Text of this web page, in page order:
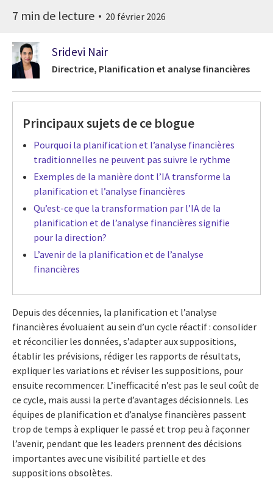
7 min de lecture 20 février 2026
Sridevi Nair
Directrice, Planification et analyse financières
Principaux sujets de ce blogue
Pourquoi la planification et l’analyse financières
traditionnelles ne peuvent pas suivre le rythme
Exemples de la manière dont l’IA transforme la
planification et l’analyse financières
Qu’est-ce que la transformation par l’IA de la
planification et de l’analyse financières signifie
pour la direction?
L’avenir de la planification et de l’analyse
financières
Depuis des décennies, la planification et l’analyse
financières évoluaient au sein d’un cycle réactif : consolider
et réconcilier les données, s’adapter aux suppositions,
établir les prévisions, rédiger les rapports de résultats,
expliquer les variations et réviser les suppositions, pour
ensuite recommencer. L’inefficacité n’est pas le seul coût de
ce cycle, mais aussi la perte d’avantages décisionnels. Les
équipes de planification et d’analyse financières passent
trop de temps à expliquer le passé et trop peu à façonner
l’avenir, pendant que les leaders prennent des décisions
importantes avec une visibilité partielle et des
suppositions obsolètes.